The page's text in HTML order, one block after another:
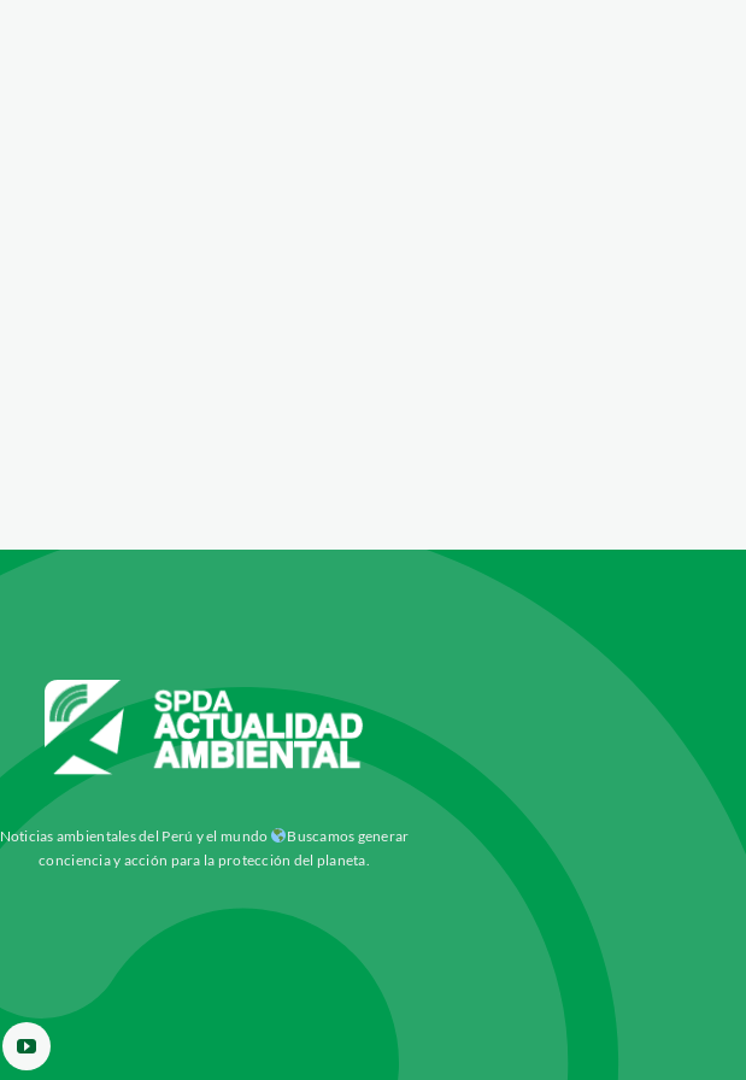
Noticias ambientales del Perú y el mundo
Buscamos generar
conciencia y acción para la protección del planeta.